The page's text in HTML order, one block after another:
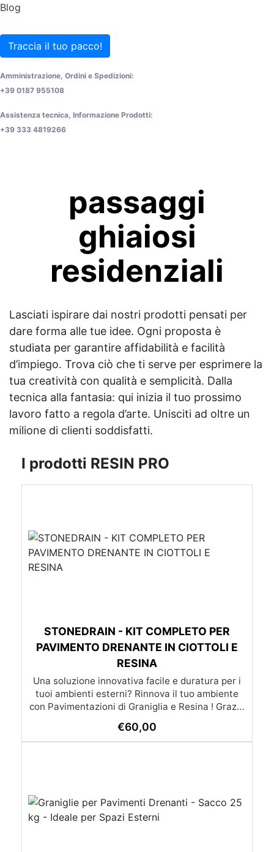
Blog
Traccia il tuo pacco!
Amministrazione, Ordini e Spedizioni:
+39 0187 955108
Assistenza tecnica, Informazione Prodotti:
+39 333 4819266
passaggi
ghiaiosi
residenziali
Lasciati ispirare dai nostri prodotti pensati per
dare forma alle tue idee. Ogni proposta è
studiata per garantire affidabilità e facilità
d’impiego. Trova ciò che ti serve per esprimere la
tua creatività con qualità e semplicità. Dalla
tecnica alla fantasia: qui inizia il tuo prossimo
lavoro fatto a regola d’arte. Unisciti ad oltre un
milione di clienti soddisfatti.
I prodotti RESIN PRO
STONEDRAIN - KIT COMPLETO PER
PAVIMENTO DRENANTE IN CIOTTOLI E
RESINA
Una soluzione innovativa facile e duratura per i
tuoi ambienti esterni? Rinnova il tuo ambiente
con Pavimentazioni di Graniglia e Resina ! Grazie
trasformare qualsiasi superficie diventa un gioco
da ragazzi: l’applicazione è molto semplice e –
posatori. oppure se preferisci puoi chiedere un
preventivo su misura già con posa inclusa
(servizio disponibile solo su certe province)
€60,00